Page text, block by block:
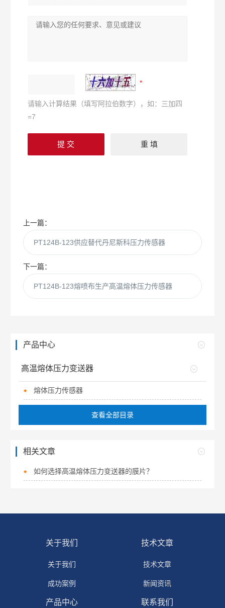
请输入计算结果（填写阿拉伯数字），如：三加四
=7
上一篇：
PT124B-123供应替代丹尼斯科压力传感器
下一篇：
PT124B-123熔喷布生产高温熔体压力传感器
产品中心
高温熔体压力变送器
熔体压力传感器
查看全部目录
相关文章
如何选择高温熔体压力变送器的膜片？
关于我们
关于我们
成功案例
技术文章
技术文章
新闻资讯
产品中心 联系我们